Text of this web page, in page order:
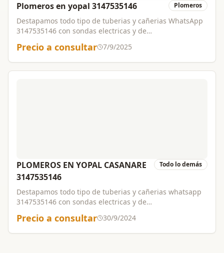
Plomeros en yopal 3147535146 Plomeros
Destapamos todo tipo de tuberias y cañerias WhatsApp
3147535146 con sondas electricas y de
personal altamente capacitado,trabajos garantizado.
Precio a consultar 7/9/2025
PLOMEROS EN YOPAL CASANARE
3147535146
Todo lo demás
Destapamos todo tipo de tuberias y cañerias whatsapp
3147535146 con sondas electricas y de
personal altamente capacitado,trabajos
garantizados.Arreglos locativos y remodelaciones.
Precio a consultar 30/9/2024